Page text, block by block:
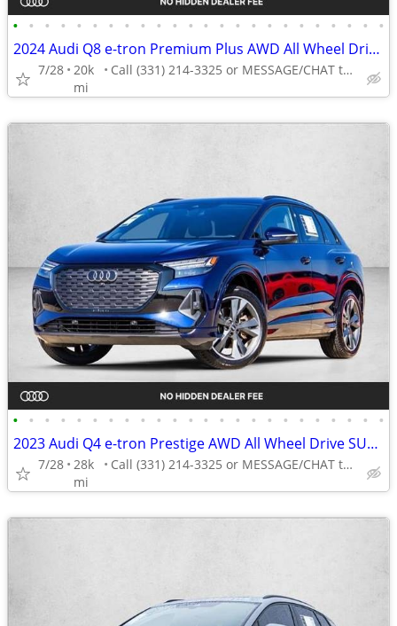
• • • • • • • • • • • • • • • • • • • • • • • •
2024 Audi Q8 e-tron Premium Plus AWD All Wheel Drive Certified SUV Electric AUTO
7/28 20k
mi
Call (331) 214-3325 or MESSAGE/CHAT to confirm availability
• • • • • • • • • • • • • • • • • • • • • • • •
2023 Audi Q4 e-tron Prestige AWD All Wheel Drive SUV Electric AUTONATION
7/28 28k
mi
Call (331) 214-3325 or MESSAGE/CHAT to confirm availability